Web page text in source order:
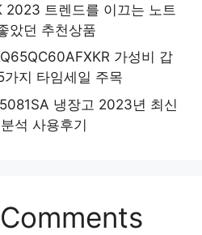
트렌드를 이끄는 노트
았던 추천상품
가성비 갑
가지 타임세일 주목
냉장고 2023년 최신
석 사용후기